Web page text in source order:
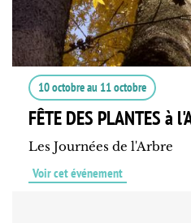
10 octobreau 11 octobre
FÊTE DES PLANTES à
Les Journées de l'Arbre
Voir cet événement